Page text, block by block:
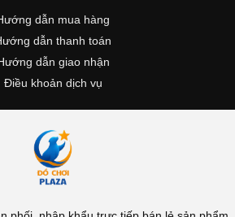
dẫn mua hàng
dẫn thanh toán
dẫn giao nhận
Điều khoản dịch vụ